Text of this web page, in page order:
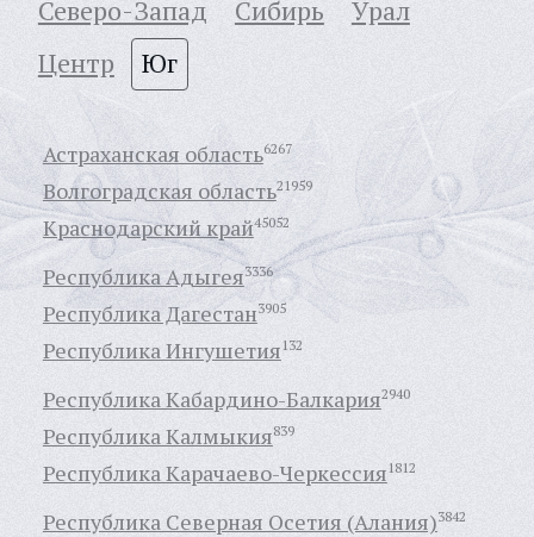
Северо-Запад
Сибирь
Урал
Центр
Юг
Астраханская область6267
Волгоградская область21959
Краснодарский край45052
Республика Адыгея3336
Республика Дагестан3905
Республика Ингушетия132
Республика Кабардино-Балкария2940
Республика Калмыкия839
Республика Карачаево-Черкессия1812
Республика Северная Осетия (Алания)3842